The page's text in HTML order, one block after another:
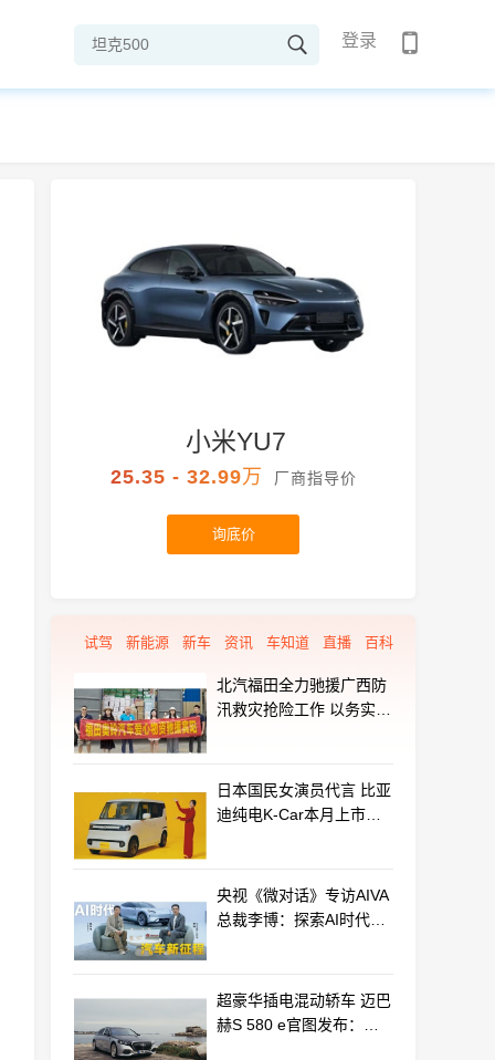
登录
小米YU7
25.35 - 32.99万 厂商指导价
询底价
试驾 新能源 新车 资讯 车知道 直播 百科
北汽福田全力驰援广西防
汛救灾抢险工作 以务实行
日本国民女演员代言 比亚
迪纯电K-Car本月上市：
央视《微对话》专访AIVA
总裁李博：探索AI时代汽
超豪华插电混动轿车 迈巴
赫S 580 e官图发布：老